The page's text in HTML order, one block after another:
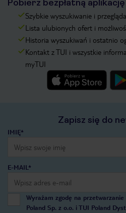
Pobierz bezpłatną aplikację
Szybkie wyszukiwanie i
Lista ulubionych ofert i
Historia wyszukiwań i ostatnio
Kontakt z TUI i wszystkie
myTUI
Zapisz się do
IMIĘ*
E-MAIL*
Wyrażam zgodę na
Poland Sp. z o.o. i TUI Poland